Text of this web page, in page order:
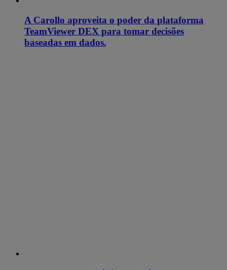
A Carollo aproveita o poder da plataforma
TeamViewer DEX para tomar decisões
baseadas em dados.